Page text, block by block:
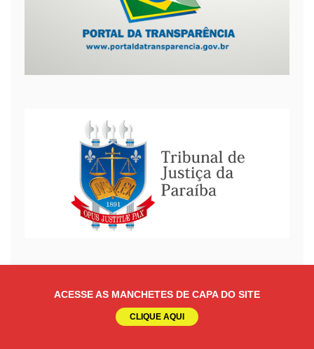
ACESSE AS MANCHETES DE CAPA DO SITE
CLIQUE AQUI